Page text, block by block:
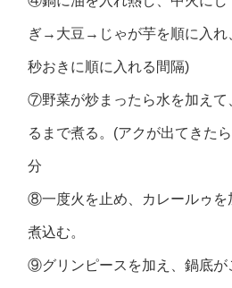
ぎ→大豆→じゃが芋を順に入れ
秒おきに順に入れる間隔)
⑦野菜が炒まったら水を加えて
るまで煮る。(アクが出てきた
分
⑧一度火を止め、カレールゥを
煮込む。
⑨グリンピースを加え、鍋底が